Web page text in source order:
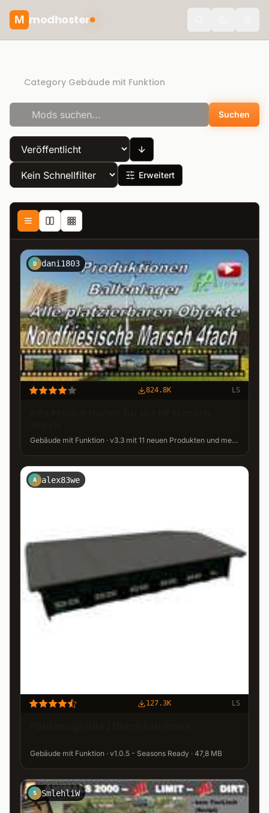
M modhoster
Category Gebäude mit Funktion
Suchen
Erweitert
D dani1803
824.8K LS
Gebäude mit Funktion · v3.3 mit 11 neuen Produkten und mehr · 800,0 MB
A alex83we
127.3K LS
Gebäude mit Funktion · v1.0.5 - Seasons Ready · 47,8 MB
S SmlehliW